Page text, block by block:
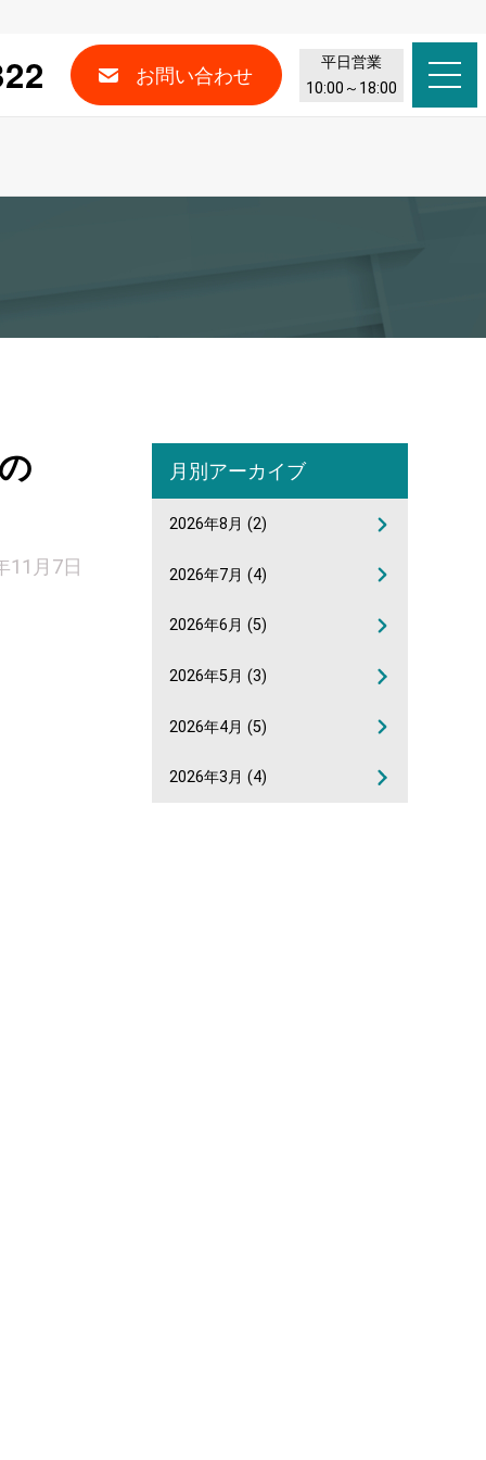
お問い合わせ
平日営業
10:00～18:00
11月7日
月別アーカイブ
2026年8月 (2)
2026年7月 (4)
2026年6月 (5)
2026年5月 (3)
2026年4月 (5)
2026年3月 (4)